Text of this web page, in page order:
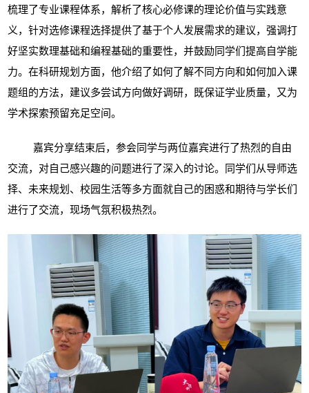
梳理了专业课程体系，解析了核心必修课的理论价值与实践意
义，针对选修课程选择提供了基于个人发展需求的建议，强调打
好坚实数理基础和编程基础的重要性，并鼓励同学们提高自学能
力。在科研规划方面，他介绍了如何了解不同方向和如何加入课
题组的方法，建议多尝试方向做好调研，既保证学业质量，又为
学术探索预留充足空间。
嘉宾分享结束后，参会同学与两位嘉宾进行了热烈的自由
交流，对自己感兴趣的问题进行了深入的讨论。同学们从导师选
择、未来规划、校园生活等多方面就自己的困惑和期待与学长们
进行了交流，现场气氛积极热烈。